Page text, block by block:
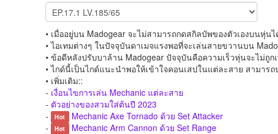
• เมื่ออยู่บน Madogear จะไม่สามารถกดสกิลบัพของตัวเองบนหุ่
• ไอเทมต่างๆ ในปัจจุบันดาเมจแรงพอที่จะเล่นสายขวานบน
• ข้อดีหลังปรับบาล้าน Madogear ปัจจุบันคือความเร็วหุ่นจะไม่ถู
• ไกด์นี้เป็นไกด์แนะนำพอให้เข้าใจคอนเสปในแต่ละสาย สามารถ
• เพิ่มเติม::
- เงื่อนไขการเล่น Mechanic แต่ละสาย
- ตัวอย่างของสวมใส่ต้นปี 2023
-
Hot
Mechanic Axe Tornado ด้วย Set Attacker
-
Hot Mechanic Arm Cannon ด้วย Set Range